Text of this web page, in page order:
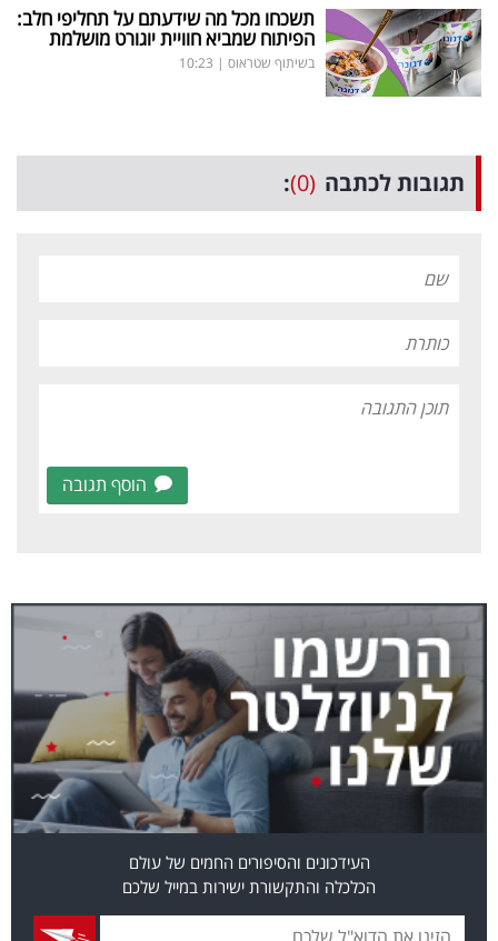
תשכחו מכל מה שידעתם על תחליפי חלב:
הפיתוח שמביא חוויית יוגורט מושלמת
בשיתוף שטראוס |
10:23
תגובות לכתבה (0)
:
הוסף תגובה
העידכונים והסיפורים החמים של עולם
הכלכלה והתקשורת ישירות במייל שלכם